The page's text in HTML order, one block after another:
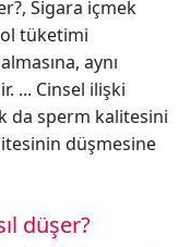
Sigara içmek
tüketimi
aynı
... Cinsel ilişki
da sperm kalitesini
düşmesine
düşer?